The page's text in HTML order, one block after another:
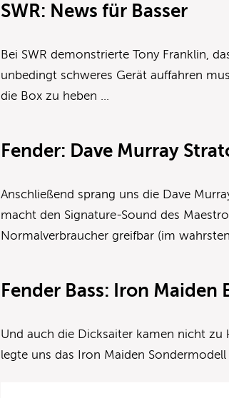
SWR: News für Basser
Bei SWR demonstrierte Tony Franklin,
unbedingt schweres Gerät auffahren
die Box zu heben …
Fender: Dave Murray
Anschließend sprang uns die Dave
macht den Signature-Sound des
Normalverbraucher greifbar (im
Fender Bass: Iron Maiden
Und auch die Dicksaiter kamen nicht
legte uns das Iron Maiden